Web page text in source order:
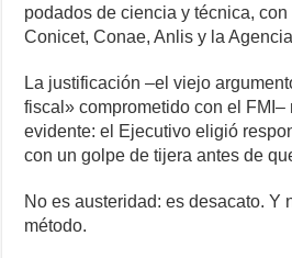
podados de ciencia y técnica,
Conicet, Conae, Anlis y la
La justificación –el viejo
fiscal» comprometido con el FMI–
evidente: el Ejecutivo eligió
con un golpe de tijera antes de
No es austeridad: es desacato. Y
método.